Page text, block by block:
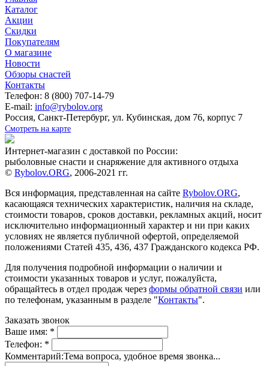
Каталог
Акции
Скидки
Покупателям
О магазине
Новости
Обзоры снастей
Контакты
Телефон: 8 (800) 707-14-79
E-mail: info@rybolov.org
Россия, Санкт-Петербург, ул. Кубинская, дом 76, корпус 7
Смотреть на карте
Интернет-магазин с доставкой по России:
рыболовные снасти и снаряжение для активного отдыха
© Rybolov.ORG, 2006-2021 гг.
Вся информация, представленная на сайте Rybolov.ORG,
касающаяся технических характеристик, наличия на складе,
стоимости товаров, сроков доставки, рекламных акций, носит
исключительно информационный характер и ни при каких
условиях не является публичной офертой, определяемой
положениями Статей 435, 436, 437 Гражданского кодекса РФ.
Для получения подробной информации о наличии и
стоимости указанных товаров и услуг, пожалуйста,
обращайтесь в отдел продаж через формы обратной связи или
по телефонам, указанным в разделе "Контакты".
Заказать звонок
Ваше имя: *
Телефон: *
Комментарий:Тема вопроса, удобное время звонка...